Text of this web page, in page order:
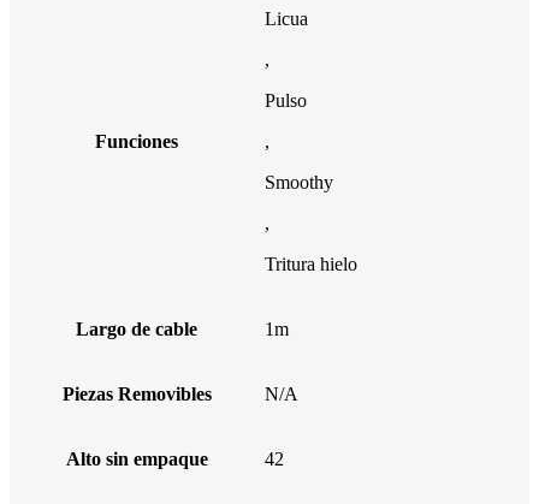
Funciones
Licua
,
Pulso
,
Smoothy
,
Tritura hielo
Largo de cable 1m
Piezas Removibles N/A
Alto sin empaque 42